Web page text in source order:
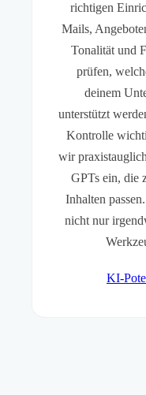
richtigen
Mails,
Tonalität und
prüfen,
deinem
unterstützt
Kontrolle
wir
GPTs ein, die
Inhalten
nicht nur
KI-